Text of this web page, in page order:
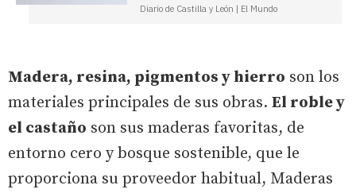
Diario de Castilla y León | El Mundo
Madera, resina, pigmentos y hierro son los
materiales principales de sus obras. El roble y
el castaño son sus maderas favoritas, de
entorno cero y bosque sostenible, que le
proporciona su proveedor habitual, Maderas